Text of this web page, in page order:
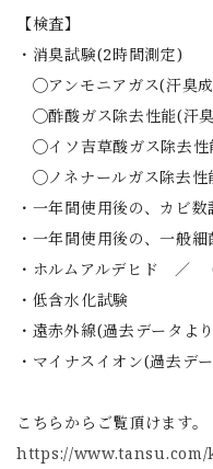
【検査】
・消臭試験(2時間測定)
◯アンモニアガス(汗臭
◯酢酸ガス除去性能(汗
◯イソ吉草酸ガス除去性
◯ノネナールガス除去性
・一年間使用後の、カ
・一年間使用後の、一
・ホルムアルデヒド
・低含水化試験
・遠赤外線(過去データよ
・マイナスイオン(過去デ
こちらからご覧頂けます。
https://